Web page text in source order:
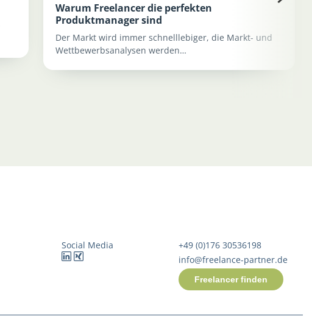
Warum Freelancer die perfekten
Produktmanager sind
Der Markt wird immer schnelllebiger, die Markt- und
Wettbewerbsanalysen werden…
Social Media
+49 (0)176 30536198
info@freelance-partner.de
Freelancer finden